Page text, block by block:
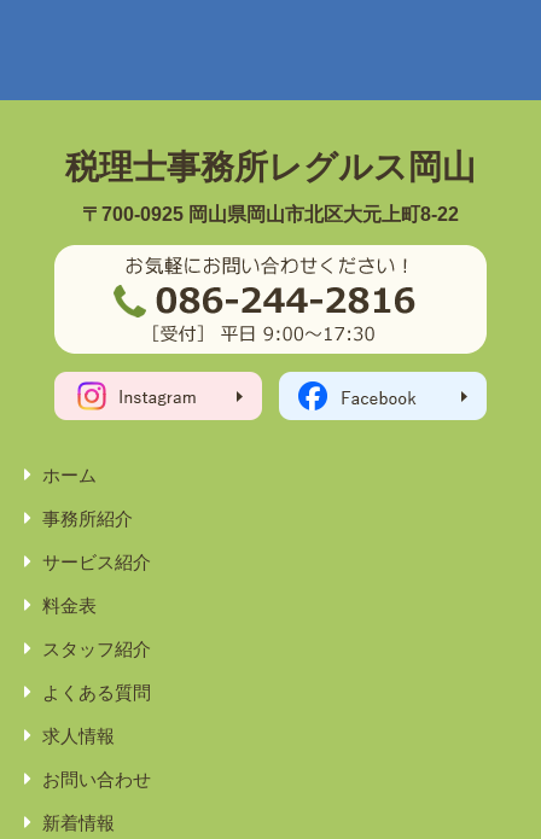
税理士事務所レグルス岡山
〒700-0925 岡山県岡山市北区大元上町8-22
ホーム
事務所紹介
サービス紹介
料金表
スタッフ紹介
よくある質問
求人情報
お問い合わせ
新着情報